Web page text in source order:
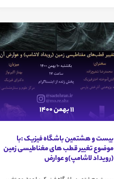
11 بهمن 1400
بیست و هشتمین باشگاه فیزیک :با
موضوع تغییر قطب های مغناطیسی زمین
(رویداد لاشامپ)و عوارض